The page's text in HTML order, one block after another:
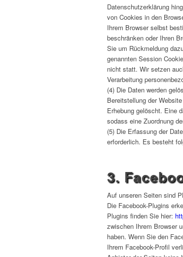
Datenschutzerklärung
von Cookies in den
Ihrem Browser selbst
beschränken oder Ihren
Sie um Rückmeldung
genannten Session
nicht statt. Wir setzen
Verarbeitung
(4) Die Daten werden
Bereitstellung der
Erhebung gelöscht. Eine
sodass eine Zuordnung
(5) Die Erfassung der
erforderlich. Es besteht
3.
Auf unseren Seiten sind
Die Facebook-Plugins
Plugins finden Sie hier:
zwischen Ihrem Browser
haben. Wenn Sie den
Ihrem Facebook-Profil